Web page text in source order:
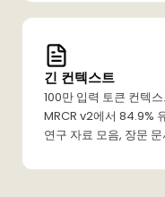
긴 컨텍스트
100만 입력 토큰 컨텍
MRCR v2에서 84.9%
연구 자료 모음, 장문